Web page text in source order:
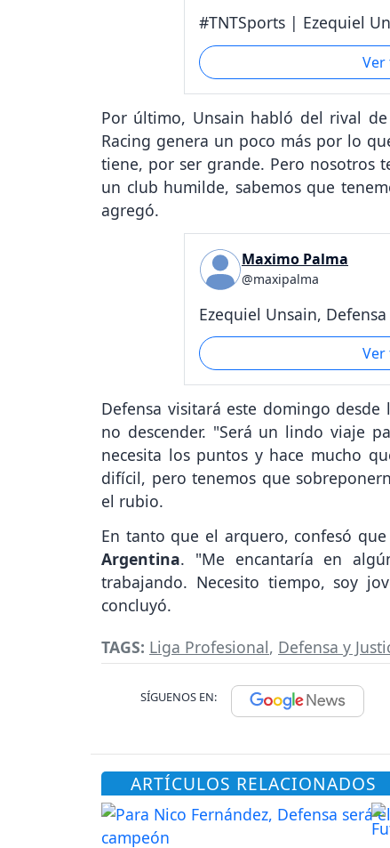
#TNTSports | Ezequiel
Ver
Por último, Unsain habló del rival
Racing genera un poco más por lo
tiene, por ser grande. Pero nosotros
un club humilde, sabemos que
agregó.
Maximo Palma
@maxipalma
Ezequiel Unsain, Defensa
Ver
Defensa visitará este domingo desde
no descender. "Será un lindo viaje
necesita los puntos y hace mucho
difícil, pero tenemos que
el rubio.
En tanto que el arquero, confesó
Argentina. "Me encantaría en
trabajando. Necesito tiempo, soy
concluyó.
TAGS: Liga Profesional, Defensa y
SÍGUENOS EN:
ARTÍCULOS RELACIONADOS